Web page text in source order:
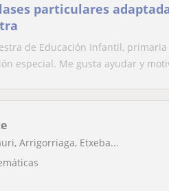
particulares adaptadas
de Educación Infantil,
especial. Me gusta ayudar y
Arrigorriaga, Etxeba...